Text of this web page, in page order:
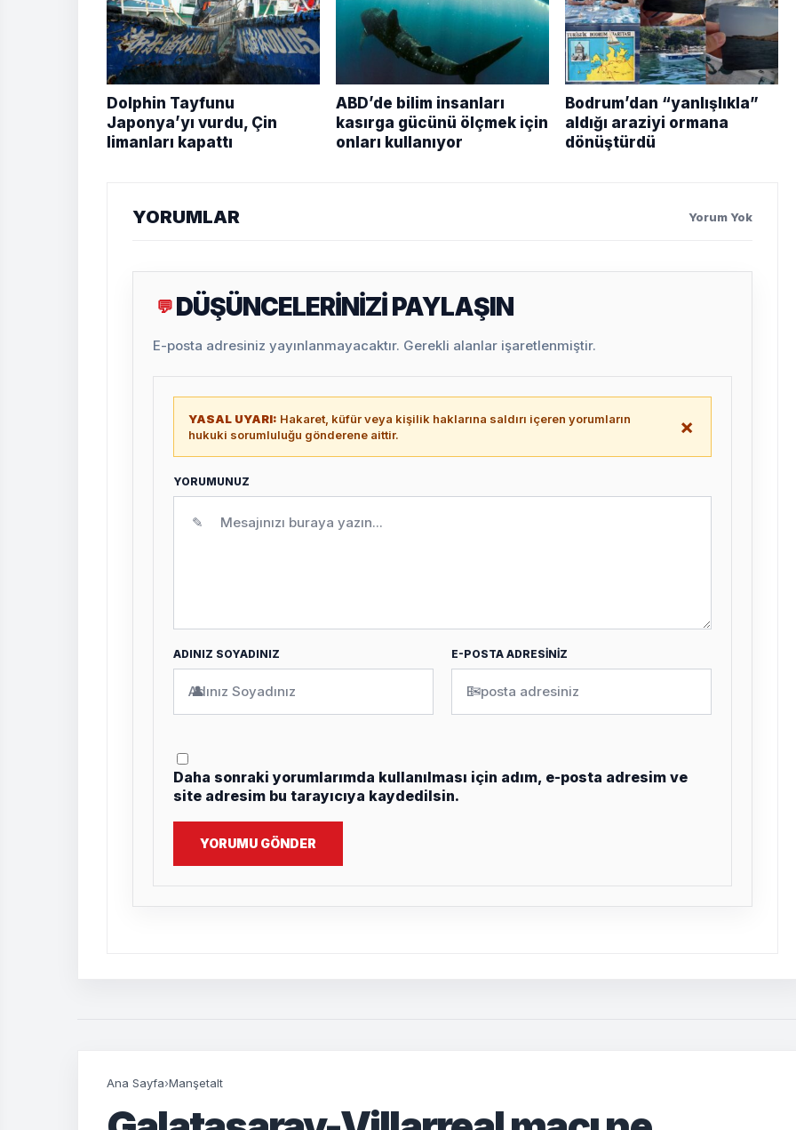
Dolphin Tayfunu
Japonya’yı vurdu, Çin
limanları kapattı
ABD’de bilim insanları
kasırga gücünü ölçmek için
onları kullanıyor
Bodrum’dan “yanlışlıkla”
aldığı araziyi ormana
dönüştürdü
YORUMLAR Yorum Yok
💬 DÜŞÜNCELERİNİZİ PAYLAŞIN
E-posta adresiniz yayınlanmayacaktır. Gerekli alanlar işaretlenmiştir.
YASAL UYARI: Hakaret, küfür veya kişilik haklarına saldırı içeren yorumların
hukuki sorumluluğu gönderene aittir.
×
YORUMUNUZ
✎
ADINIZ SOYADINIZ
👤
E-POSTA ADRESİNİZ
✉
Daha sonraki yorumlarımda kullanılması için adım, e-posta adresim ve
site adresim bu tarayıcıya kaydedilsin.
YORUMU GÖNDER
Ana Sayfa›Manşetalt